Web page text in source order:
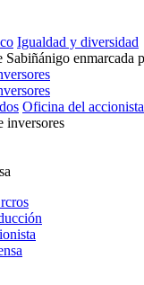
Igualdad y diversidad
Oficina del accionista